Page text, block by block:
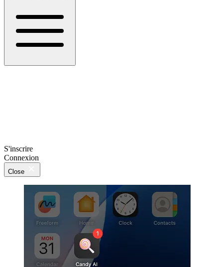
S'inscrire
Connexion
Close